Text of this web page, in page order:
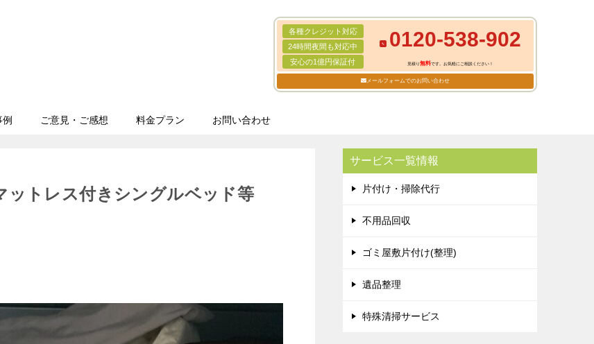
各種クレジット対応
24時間夜間も対応中
安心の1億円保証付
0120-538-902
見積り無料です。お気軽にご相談ください！
メールフォームでのお問い合わせ
ご意見・ご感想 料金プラン お問い合わせ
ットレス付きシングルベッド等
サービス一覧情報
片付け・掃除代行
不用品回収
ゴミ屋敷片付け(整理)
遺品整理
特殊清掃サービス